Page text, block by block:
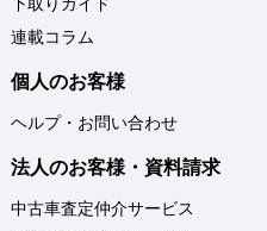
連載コラム
個人のお客様
ヘルプ・お問い合わせ
法人のお客様・資料請求
中古車査定仲介サービス